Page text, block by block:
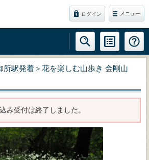
ログイン メニュー
所駅発着＞花を楽しむ山歩き 金剛山
み受付は終了しました。